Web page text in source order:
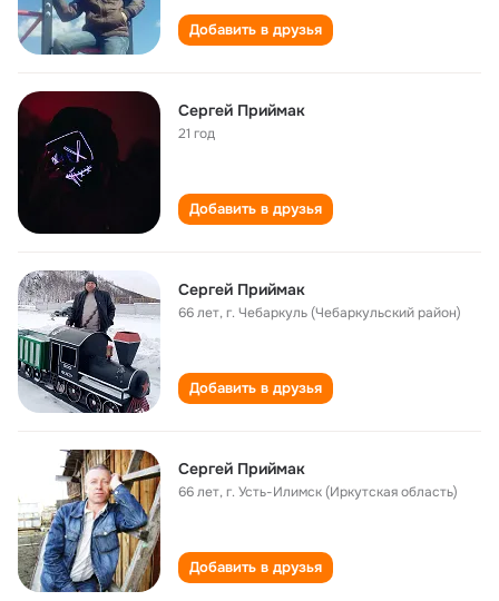
Добавить в друзья
Сергей Приймак
21 год
Добавить в друзья
Сергей Приймак
66 лет,г. Чебаркуль (Чебаркульский район)
Добавить в друзья
Сергей Приймак
66 лет,г. Усть-Илимск (Иркутская область)
Добавить в друзья